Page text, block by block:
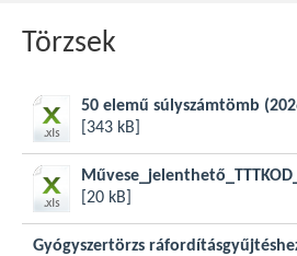
Törzsek
50 elemű súlyszámtömb
[343 kB]
[20 kB]
Gyógyszertörzs